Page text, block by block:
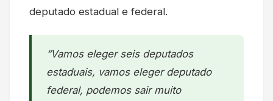
deputado estadual e federal.
“Vamos eleger seis deputados
estaduais, vamos eleger deputado
federal, podemos sair muito